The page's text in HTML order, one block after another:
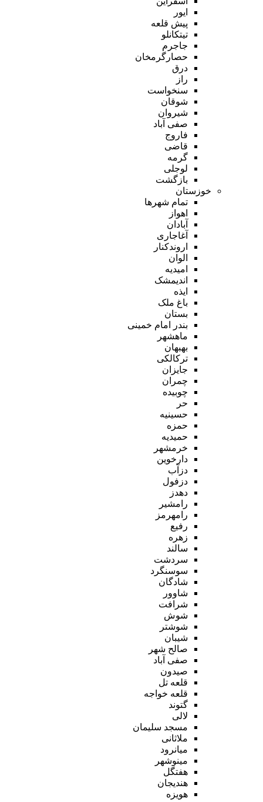
ایور
پیش قلعه
تیتکانلو
جاجرم
حصارگرمخان
درق
راز
سنخواست
شوقان
شیروان
صفی آباد
فاروج
قاضی
گرمه
لوجلی
بازگشت
خوزستان
تمام شهر‌ها
اهواز
آبادان
آغاجاری
اروندکنار
الوان
امیدیه
اندیمشک
ایذه
باغ ملک
بستان
بندر امام خمینی
ماهشهر
بهبهان
ترکالکی
جایزان
چمران
چوبیده
حر
حسینیه
حمزه
حمیدیه
خرمشهر
دارخوین
دزآب
دزفول
دهدز
رامشیر
رامهرمز
رفیع
زهره
سالند
سردشت
سوسنگرد
شادگان
شاوور
شرافت
شوش
شوشتر
شیبان
صالح شهر
صفی آباد
صیدون
قلعه تل
قلعه خواجه
گتوند
لالی
مسجد سلیمان
ملاثانی
میانرود
مینوشهر
هفتگل
هندیجان
هویزه